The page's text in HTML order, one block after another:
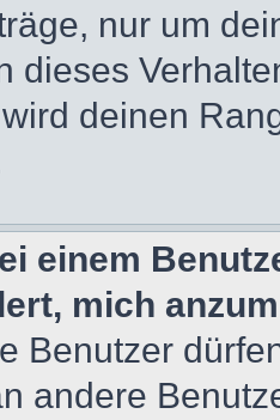
nur um
dieses
deinen
einem
mich
Benutzer
andere